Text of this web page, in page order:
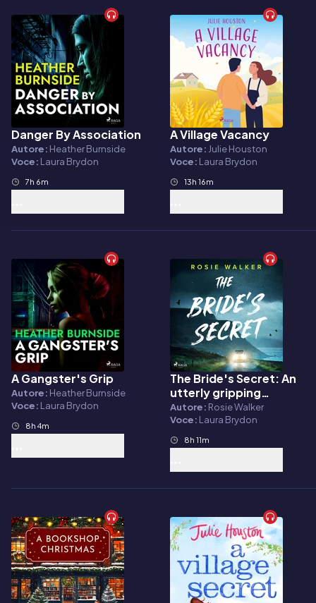
Audiolibro
Danger By Association
Autore: Heather Burnside
Voce: Laura Brydon
7h 6m
Audiolibro
A Village Vacancy
Autore: Julie Houston
Voce: Laura Brydon
13h 16m
Audiolibro
A Gangster's Grip
Autore: Heather Burnside
Voce: Laura Brydon
8h 4m
Audiolibro
The Bride's Secret: An
utterly gripping
psychological thriller
with a heart-pounding
twist
Autore: Rosie Walker
Voce: Laura Brydon
8h 11m